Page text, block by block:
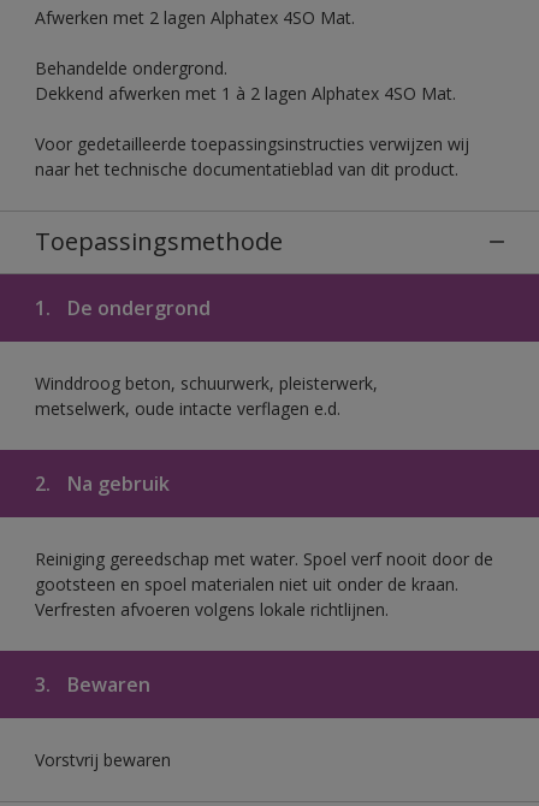
Afwerken met 2 lagen Alphatex 4SO Mat.
Behandelde ondergrond.
Dekkend afwerken met 1 à 2 lagen Alphatex 4SO Mat.
Voor gedetailleerde toepassingsinstructies verwijzen wij
naar het technische documentatieblad van dit product.
Toepassingsmethode
1. De ondergrond
Winddroog beton, schuurwerk, pleisterwerk,
metselwerk, oude intacte verflagen e.d.
2. Na gebruik
Reiniging gereedschap met water. Spoel verf nooit door de
gootsteen en spoel materialen niet uit onder de kraan.
Verfresten afvoeren volgens lokale richtlijnen.
3. Bewaren
Vorstvrij bewaren